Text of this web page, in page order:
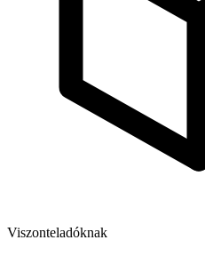
Viszonteladóknak